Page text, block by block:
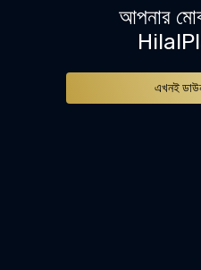
আপনার
এখনই